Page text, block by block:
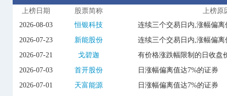
上榜日期 股票简称
上榜原
2026-08-03
恒银科技
连续三个交易日内,涨幅偏离
2026-07-23
新能股份
连续三个交易日内,涨幅偏离
2026-07-21
戈碧迦
有价格涨跌幅限制的日收盘
2026-07-03
首开股份
日涨幅偏离值达7%的证券
2026-07-01
天富能源
日涨幅偏离值达7%的证券